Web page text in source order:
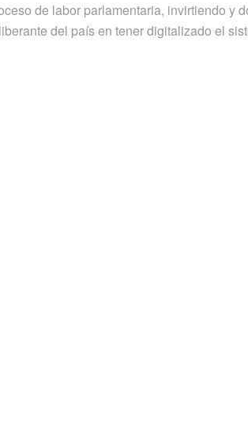
de labor parlamentaria, invirtiendo y
del país en tener digitalizado el